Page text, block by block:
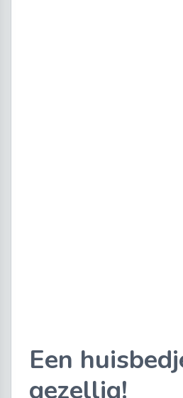
Een
gezellig!